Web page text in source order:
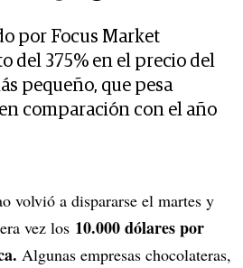
por Focus Market
del 375% en el precio del
pequeño, que pesa
comparación con el año
volvió a dispararse el martes y
vez los 10.000 dólarespor
Algunas empresas chocolateras,